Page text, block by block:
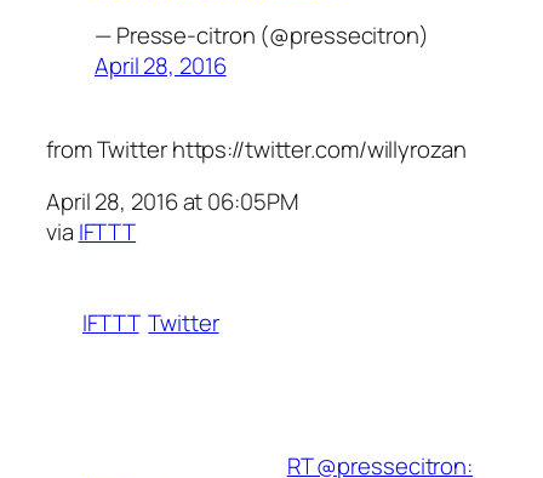
— Presse-citron (@pressecitron)
April 28, 2016
from Twitter https://twitter.com/willyrozan
April 28, 2016 at 06:05PM
via IFTTT
IFTTT Twitter
RT @pressecitron: